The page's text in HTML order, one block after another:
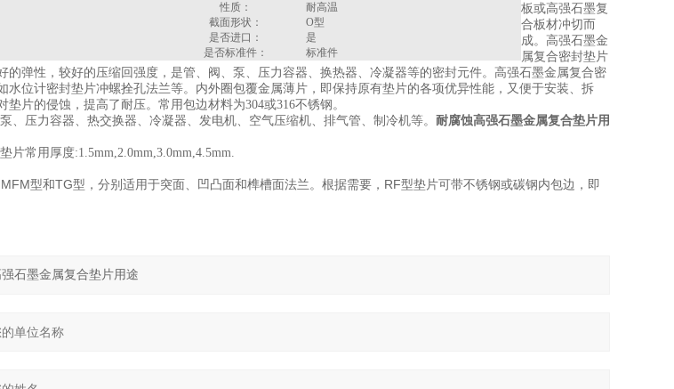
性质：
耐高温
截面形状：
O型
是否进口：
是
是否标准件： 标准件
板或高强石墨复
合板材冲切而
成。高强石墨金
属复合密封垫片
的弹性，较好的压缩回强度，是管、阀、泵、压力容器、换热器、冷凝器等的密封元件。高强石墨金属复合密
水位计密封垫片冲螺拴孔法兰等。内外圈包覆金属薄片，即保持原有垫片的各项优异性能，又便于安装、拆
片的侵蚀，提高了耐压。常用包边材料为304或316不锈钢。
、压力容器、热交换器、冷凝器、发电机、空气压缩机、排气管、制冷机等。 耐腐蚀高强石墨金属复合垫片用
片常用厚度:1.5mm,2.0mm,3.0mm,4.5mm.
型和TG型，分别适用于突面、凹凸面和榫槽面法兰。根据需要，RF型垫片可带不锈钢或碳钢内包边，即